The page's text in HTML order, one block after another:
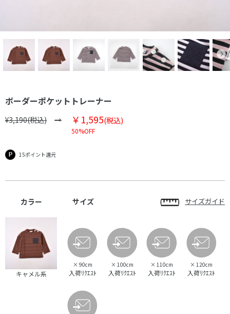
ボーダーポケットトレーナー
¥3,190(税込) ￥1,595(税込)
50%OFF
15ポイント還元
カラー サイズ サイズガイド
キャメル系
× 90cm
入荷ﾘｸｴｽﾄ
× 100cm
入荷ﾘｸｴｽﾄ
× 110cm
入荷ﾘｸｴｽﾄ
× 120cm
入荷ﾘｸｴｽﾄ